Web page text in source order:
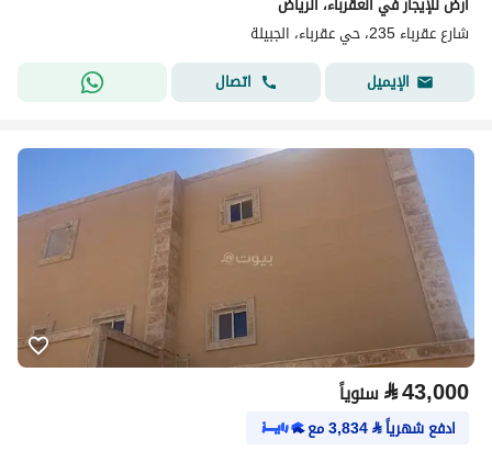
شارع عقرباء 235، حي عقرباء، الجبيلة
الإيميل
اتصال
⃁43,000 سنوياً
ادفع شهرياً⃁
3,834مع